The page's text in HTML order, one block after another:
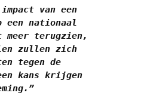
impact van een
een nationaal
terugzien,
zullen zich
tegen de
kans krijgen